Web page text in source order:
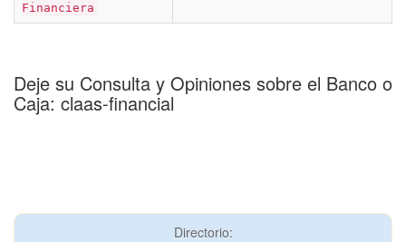
Financiera
Deje su Consulta y Opiniones sobre el Banco o
Caja: claas-financial
Directorio: